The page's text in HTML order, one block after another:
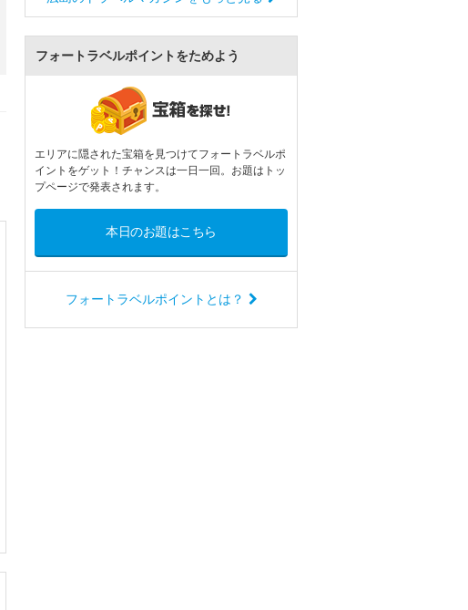
フォートラベルポイントをためよう
エリアに隠された宝箱を見つけてフォートラベルポ
イントをゲット！チャンスは一日一回。お題はトッ
プページで発表されます。
本日のお題はこちら
フォートラベルポイントとは？